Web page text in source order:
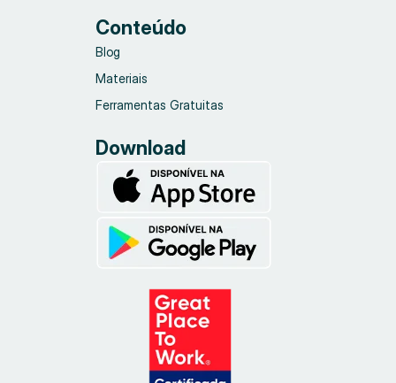
Conteúdo
Blog
Materiais
Ferramentas Gratuitas
Download